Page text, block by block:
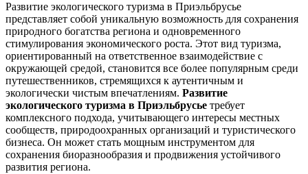
Развитие экологического туризма в Приэльбрусье
представляет собой уникальную возможность для сохранения
природного богатства региона и одновременного
стимулирования экономического роста. Этот вид туризма,
ориентированный на ответственное взаимодействие с
окружающей средой, становится все более популярным среди
путешественников, стремящихся к аутентичным и
экологически чистым впечатлениям. Развитие
экологического туризма в Приэльбрусье требует
комплексного подхода, учитывающего интересы местных
сообществ, природоохранных организаций и туристического
бизнеса. Он может стать мощным инструментом для
сохранения биоразнообразия и продвижения устойчивого
развития региона.